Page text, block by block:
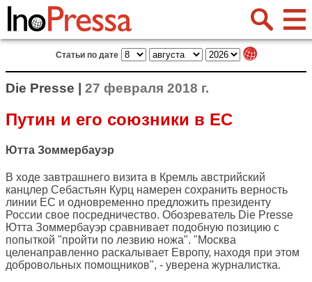
Статьи по дате
Die Presse | 27 февраля 2018 г.
Путин и его союзники в ЕС
Ютта Зоммербауэр
В ходе завтрашнего визита в Кремль австрийский
канцлер Себастьян Курц намерен сохранить верность
линии ЕС и одновременно предложить президенту
России свое посредничество. Обозреватель Die Presse
Ютта Зоммербауэр сравнивает подобную позицию с
попыткой "пройти по лезвию ножа". "Москва
целенаправленно раскалывает Европу, находя при этом
добровольных помощников", - уверена журналистка.